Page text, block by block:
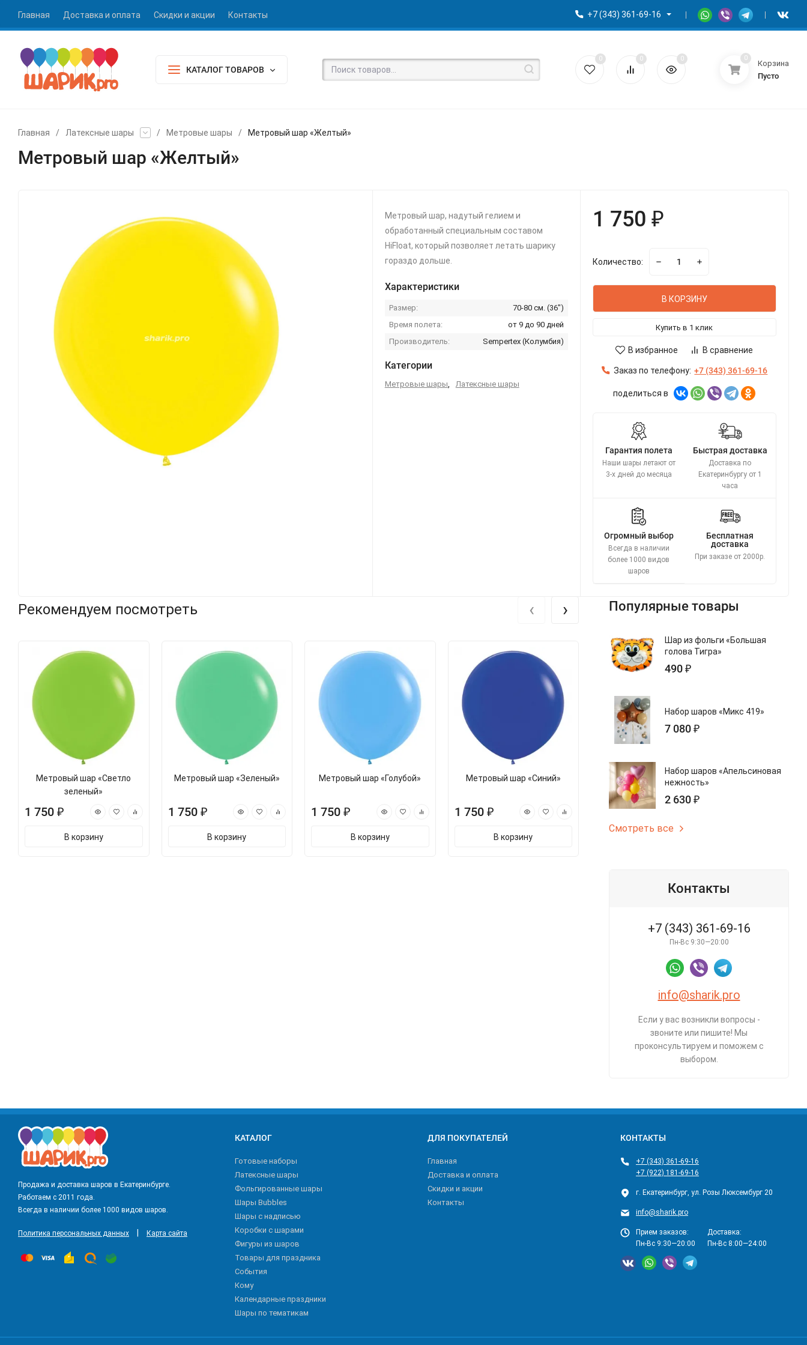
Главная Доставка и оплата Скидки и акции Контакты +7 (343) 361-69-16
КАТАЛОГ ТОВАРОВ
0 0 0 0
Корзина
Пусто
Главная / Латексные шары / Метровые шары / Метровый шар «Желтый»
Метровый шар «Желтый»
Метровый шар, надутый гелием и
обработанный специальным составом
HiFloat, который позволяет летать шарику
гораздо дольше.
Характеристики
Размер:
70-80 см. (36")
Время полета:
от 9 до 90 дней
Производитель:
Sempertex (Колумбия)
Категории
Метровые шары, Латексные шары
1 750 ₽
Количество:
В КОРЗИНУ
Купить в 1 клик
В избранное В сравнение
Заказ по телефону: +7 (343) 361-69-16
поделиться в
Гарантия полета
Наши шары летают от
3-х дней до месяца
Быстрая доставка
Доставка по
Екатеринбургу от 1
часа
Огромный выбор
Всегда в наличии
более 1000 видов
шаров
Бесплатная
доставка
При заказе от 2000р.
Рекомендуем посмотреть
Метровый шар «Светло
зеленый»
1 750 ₽
В корзину
Метровый шар «Зеленый»
1 750 ₽
В корзину
Метровый шар «Голубой»
1 750 ₽
В корзину
Метровый шар «Синий»
1 750 ₽
В корзину
Метровый шар «Сиреневый»
1 750 ₽
‹ › Популярные товары
Шар из фольги «Большая
голова Тигра»
490 ₽
Набор шаров «Микс 419»
7 080 ₽
Набор шаров «Апельсиновая
нежность»
2 630 ₽
Смотреть все
Контакты
+7 (343) 361-69-16
Пн-Вс 9:30—20:00
info@sharik.pro
Если у вас возникли вопросы -
звоните или пишите! Мы
проконсультируем и поможем с
выбором.
Продажа и доставка шаров в Екатеринбурге.
Работаем с 2011 года.
Всегда в наличии более 1000 видов шаров.
Политика персональных данных Карта сайта
КАТАЛОГ
Готовые наборы
Латексные шары
Фольгированные шары
Шары Bubbles
Шары с надписью
Коробки с шарами
Фигуры из шаров
Товары для праздника
События
Кому
Календарные праздники
Шары по тематикам
ДЛЯ ПОКУПАТЕЛЕЙ
Главная
Доставка и оплата
Скидки и акции
Контакты
КОНТАКТЫ
+7 (343) 361-69-16
+7 (922) 181-69-16
г. Екатеринбург, ул. Розы Люксембург 20
info@sharik.pro
Прием заказов:
Пн-Вс 9:30—20:00
Доставка:
Пн-Вс 8:00—24:00